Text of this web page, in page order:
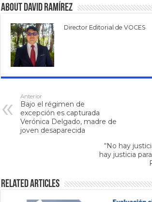
About David Ramírez
Director Editorial de VOCES
Anterior
Bajo el régimen de
excepción es capturada
Verónica Delgado, madre de
joven desaparecida
“No hay
hay justicia
Related Articles